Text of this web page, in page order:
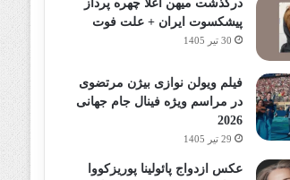
درگذشت میهن اعلا چهره پرداز
پیشکسوت ایران + علت فوت
30 تیر 1405
فیلم ویولن نوازی بیژن مرتضوی
در مراسم ویژه فینال جام جهانی
2026
29 تیر 1405
عکس ازدواج پائولینا پوریزکووا